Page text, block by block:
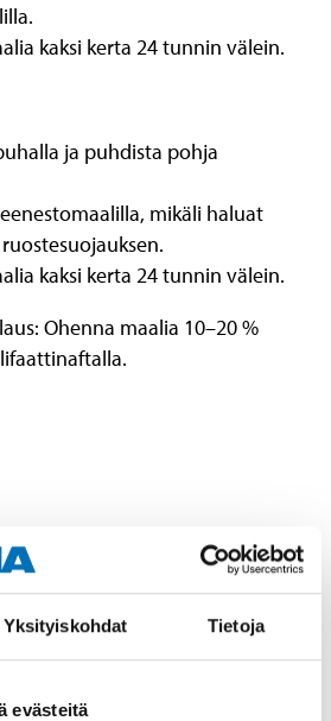
Yksityiskohdat Tietoja
evästeitä
kaksi kerta 24 tunnin välein.
ja puhdista pohja
mikäli haluat
kaksi kerta 24 tunnin välein.
Ohenna maalia 10–20 %
aiheuttaa ihon kuivumista tai halkeilua.
keuhkorakkuloihin kulkeutuvia pisaroita
yhteydessä. Älä hengitä suihketta